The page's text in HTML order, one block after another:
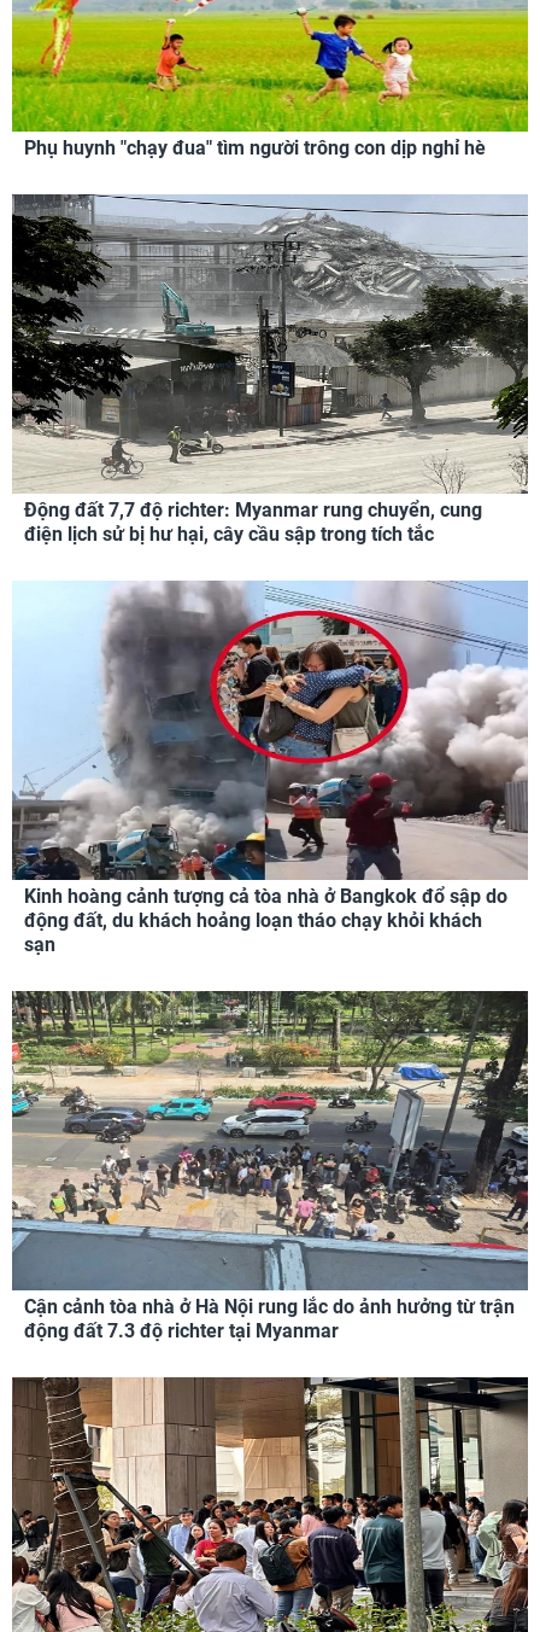
Phụ huynh "chạy đua" tìm người trông con dịp nghỉ hè
Động đất 7,7 độ richter: Myanmar rung chuyển, cung
điện lịch sử bị hư hại, cây cầu sập trong tích tắc
Kinh hoàng cảnh tượng cả tòa nhà ở Bangkok đổ sập do
động đất, du khách hoảng loạn tháo chạy khỏi khách
sạn
Cận cảnh tòa nhà ở Hà Nội rung lắc do ảnh hưởng từ trận
động đất 7.3 độ richter tại Myanmar